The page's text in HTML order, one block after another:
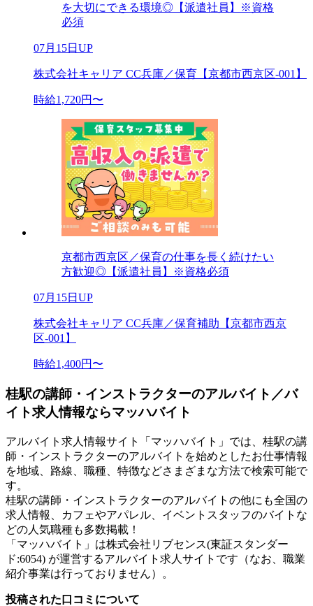
を大切にできる環境◎【派遣社員】※資格
必須
07月15日UP
株式会社キャリア CC兵庫／保育【京都市西京区-001】
時給1,720円〜
京都市西京区／保育の仕事を長く続けたい
方歓迎◎【派遣社員】※資格必須
07月15日UP
株式会社キャリア CC兵庫／保育補助【京都市西京
区-001】
時給1,400円〜
桂駅の講師・インストラクターのアルバイト／バ
イト求人情報ならマッハバイト
アルバイト求人情報サイト「マッハバイト」では、桂駅の講
師・インストラクターのアルバイトを始めとしたお仕事情報
を地域、路線、職種、特徴などさまざまな方法で検索可能で
す。
桂駅の講師・インストラクターのアルバイトの他にも全国の
求人情報、カフェやアパレル、イベントスタッフのバイトな
どの人気職種も多数掲載！
「マッハバイト」は株式会社リブセンス(東証スタンダー
ド:6054) が運営するアルバイト求人サイトです（なお、職業
紹介事業は行っておりません）。
投稿された口コミについて